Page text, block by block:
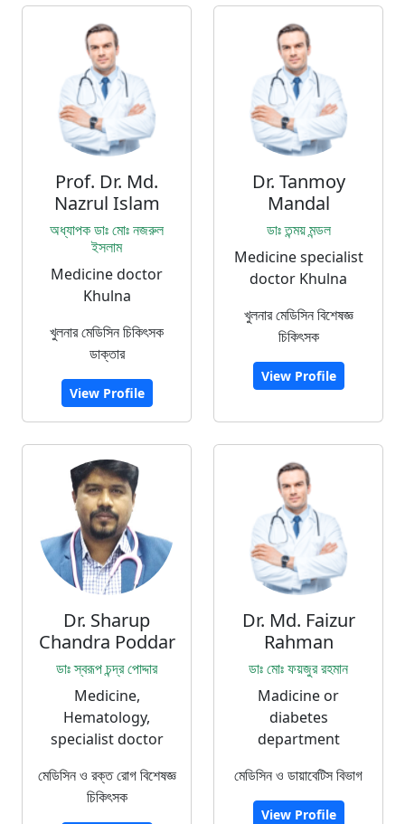
Prof. Dr. Md.
Nazrul Islam
অধ্যাপক ডাঃ মোঃ নজরুল
ইসলাম
Medicine doctor
Khulna
খুলনার মেডিসিন চিকিৎসক
ডাক্তার
View Profile
Dr. Tanmoy
Mandal
ডাঃ তন্ময় মন্ডল
Medicine specialist
doctor Khulna
খুলনার মেডিসিন বিশেষজ্ঞ
চিকিৎসক
View Profile
Dr. Sharup
Chandra Poddar
ডাঃ স্বরূপ চন্দ্র পোদ্দার
Medicine,
Hematology,
specialist doctor
মেডিসিন ও রক্ত রোগ বিশেষজ্ঞ
চিকিৎসক
Dr. Md. Faizur
Rahman
ডাঃ মোঃ ফয়জুর রহমান
Madicine or
diabetes
department
মেডিসিন ও ডায়াবেটিস বিভাগ
View Profile